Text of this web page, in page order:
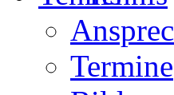
Termine